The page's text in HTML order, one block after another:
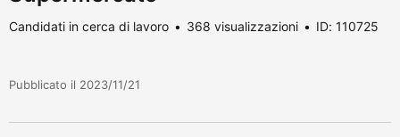
Candidati in cerca di lavoro 368 visualizzazioni ID: 110725
Pubblicato il 2023/11/21